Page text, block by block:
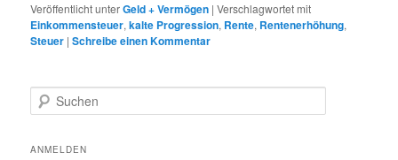
Veröffentlicht unterGeld + Vermögen |Verschlagwortet mit
Einkommensteuer,kalte Progression, Rente, Rentenerhöhung,
Steuer |Schreibe einen Kommentar
u
h
ANMELDEN